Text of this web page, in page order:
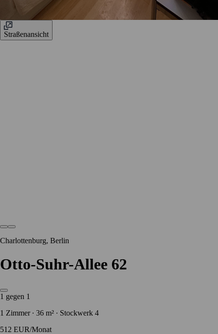
Straßenansicht
Charlottenburg, Berlin
Otto-Suhr-Allee 62
1 gegen 1
1 Zimmer ∙ 36 m² ∙ Stockwerk 4
512 EUR/Monat